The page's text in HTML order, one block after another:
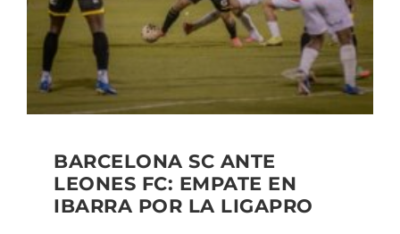
BARCELONA SC ANTE
LEONES FC: EMPATE EN
IBARRA POR LA LIGAPRO